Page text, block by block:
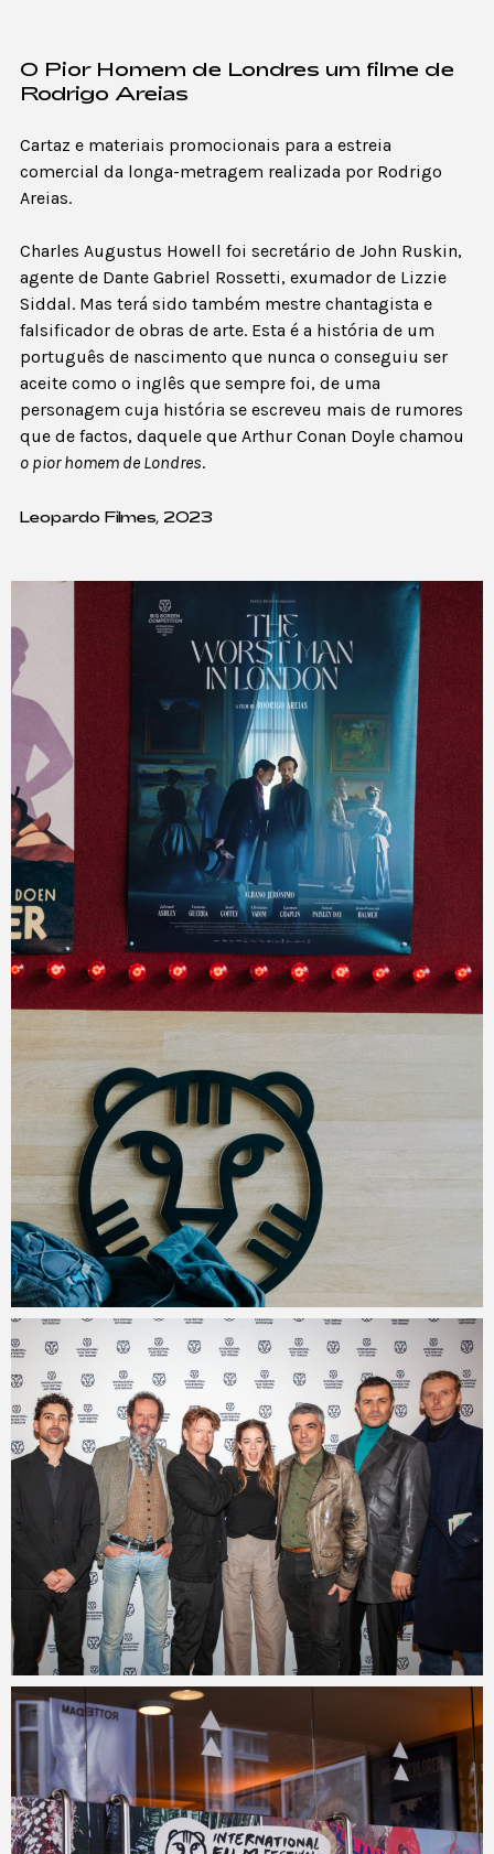
O Pior Homem de Londres um filme de
Rodrigo Areias
Cartaz e materiais promocionais para a estreia
comercial da longa-metragem realizada por Rodrigo
Areias.
Charles Augustus Howell foi secretário de John Ruskin,
agente de Dante Gabriel Rossetti, exumador de Lizzie
Siddal. Mas terá sido também mestre chantagista e
falsificador de obras de arte. Esta é a história de um
português de nascimento que nunca o conseguiu ser
aceite como o inglês que sempre foi, de uma
personagem cuja história se escreveu mais de rumores
que de factos, daquele que Arthur Conan Doyle chamou
o pior homem de Londres.
Leopardo Filmes, 2023